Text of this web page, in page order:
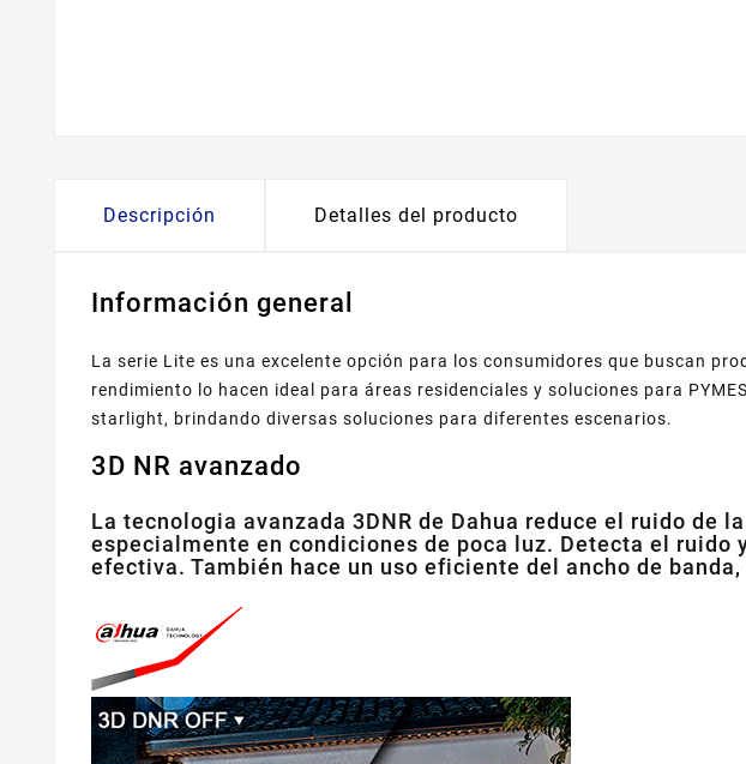
Descripción Detalles del producto
Información general
La serie Lite es una excelente opción para los consumidores que buscan
rendimiento lo hacen ideal para áreas residenciales y soluciones para
starlight, brindando diversas soluciones para diferentes escenarios.
3D NR avanzado
La tecnologia avanzada 3DNR de Dahua reduce el ruido de
especialmente en condiciones de poca luz. Detecta el
efectiva. También hace un uso eficiente del ancho de